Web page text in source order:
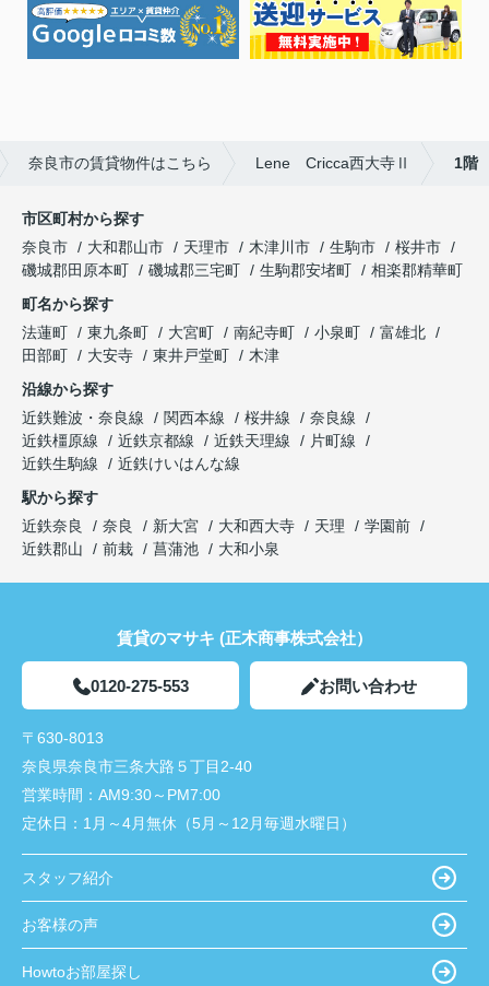
奈良市の賃貸物件はこちら Lene Cricca西大寺Ⅱ 1階
市区町村から探す
奈良市
大和郡山市 天理市 木津川市 生駒市
桜井市
磯城郡田原本町
磯城郡三宅町 生駒郡安堵町
相楽郡精華町
町名から探す
法蓮町
東九条町 大宮町 南紀寺町 小泉町
富雄北
田部町
大安寺 東井戸堂町
木津
沿線から探す
近鉄難波・奈良線
関西本線 桜井線
奈良線
近鉄橿原線
近鉄京都線 近鉄天理線
片町線
近鉄生駒線
近鉄けいはんな線
駅から探す
近鉄奈良
奈良 新大宮 大和西大寺 天理
学園前
近鉄郡山
前栽 菖蒲池 大和小泉
賃貸のマサキ (正木商事株式会社）
0120-275-553 お問い合わせ
〒630-8013
奈良県奈良市三条大路５丁目2-40
営業時間： AM9:30～PM7:00
定休日： 1月～4月無休（5月～12月毎週水曜日）
スタッフ紹介
お客様の声
Howtoお部屋探し